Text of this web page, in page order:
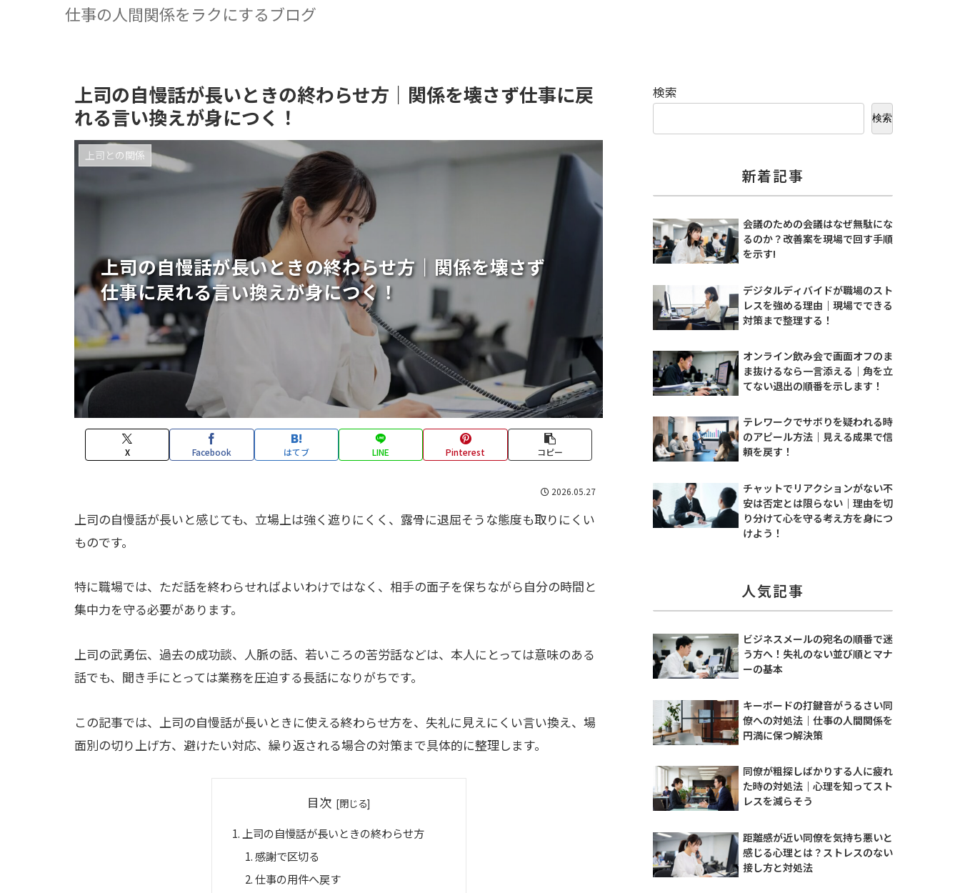
仕事の人間関係をラクにするブログ
上司の自慢話が長いときの終わらせ方｜関係を壊さず仕事に戻
れる言い換えが身につく！
上司の自慢話が長いときの終わらせ方｜関係を壊さず
仕事に戻れる言い換えが身につく！
上司との関係
X Facebook はてブ LINE Pinterest コピー
2026.05.27
上司の自慢話が長いと感じても、立場上は強く遮りにくく、露骨に退屈そうな態度も取りにくい
ものです。
特に職場では、ただ話を終わらせればよいわけではなく、相手の面子を保ちながら自分の時間と
集中力を守る必要があります。
上司の武勇伝、過去の成功談、人脈の話、若いころの苦労話などは、本人にとっては意味のある
話でも、聞き手にとっては業務を圧迫する長話になりがちです。
この記事では、上司の自慢話が長いときに使える終わらせ方を、失礼に見えにくい言い換え、場
面別の切り上げ方、避けたい対応、繰り返される場合の対策まで具体的に整理します。
目次
上司の自慢話が長いときの終わらせ方
感謝で区切る
仕事の用件へ戻す
検索
検索
新着記事
会議のための会議はなぜ無駄にな
るのか？改善案を現場で回す手順
を示す!
デジタルディバイドが職場のスト
レスを強める理由｜現場でできる
対策まで整理する！
オンライン飲み会で画面オフのま
ま抜けるなら一言添える｜角を立
てない退出の順番を示します！
テレワークでサボりを疑われる時
のアピール方法｜見える成果で信
頼を戻す！
チャットでリアクションがない不
安は否定とは限らない｜理由を切
り分けて心を守る考え方を身につ
けよう！
人気記事
ビジネスメールの宛名の順番で迷
う方へ！失礼のない並び順とマナ
ーの基本
キーボードの打鍵音がうるさい同
僚への対処法｜仕事の人間関係を
円満に保つ解決策
同僚が粗探しばかりする人に疲れ
た時の対処法｜心理を知ってスト
レスを減らそう
距離感が近い同僚を気持ち悪いと
感じる心理とは？ストレスのない
接し方と対処法